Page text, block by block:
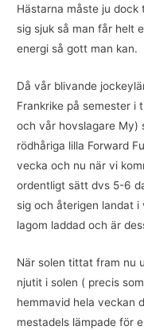
Hästarna måste ju dock
sig sjuk så man får helt
energi så gott man kan.
Då vår blivande
Frankrike på semester i
och vår hovslagare My)
rödhåriga lilla Forward
vecka och nu när vi
ordentligt sätt dvs 5-6
sig och återigen landat i
lagom laddad och är
När solen tittat fram nu
njutit i solen ( precis
hemmavid hela veckan
mestadels lämpade för